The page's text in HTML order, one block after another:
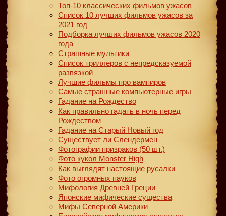
Топ-10 классических фильмов ужасов
Список 10 лучших фильмов ужасов за
2021 год
Подборка лучших фильмов ужасов 2020
года
Страшные мультики
Список триллеров с непредсказуемой
развязкой
Лучшие фильмы про вампиров
Самые страшные компьютерные игры
Гадание на Рождество
Как правильно гадать в ночь перед
Рождеством
Гадание на Старый Новый год
Существует ли Слендермен
Фотографии призраков (50 шт.)
Фото кукол Monster High
Как выглядят настоящие русалки
Фото огромных пауков
Мифология Древней Греции
Японские мифические существа
Мифы Северной Америки